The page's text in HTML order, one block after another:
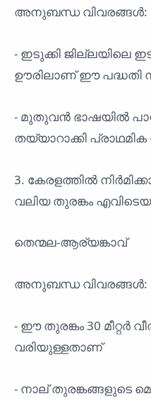
അനുബന്ധ വിവരങ്ങൾ:
- ഇടുക്കി ജില്ലയിലെ
ഊരിലാണ് ഈ പദ്ധതി
- മുതുവൻ ഭാഷയിൽ
തയ്യാറാക്കി
3. കേരളത്തിൽ
വലിയ തുരങ്കം
തെന്മല-ആര്യങ്കാവ്
അനുബന്ധ വിവരങ്ങൾ:
- ഈ തുരങ്കം 30 മീറ്റർ
വരിയുള്ളതാണ്
- നാല് തുരങ്കങ്ങളുടെ